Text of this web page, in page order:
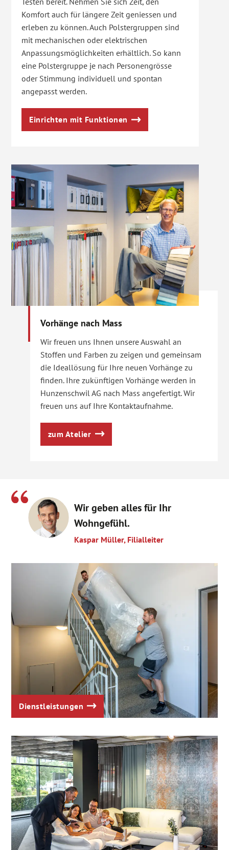
Komfort auch für längere Zeit geniessen und
erleben zu können. Auch Polstergruppen sind
mit mechanischen oder elektrischen
Anpassungsmöglichkeiten erhältlich. So kann
eine Polstergruppe je nach Personengrösse
oder Stimmung individuell und spontan
angepasst werden.
Einrichten mit Funktionen
Vorhänge nach Mass
Wir freuen uns Ihnen unsere Auswahl an
Stoffen und Farben zu zeigen und gemeinsam
die Ideallösung für Ihre neuen Vorhänge zu
finden. Ihre zukünftigen Vorhänge werden in
Hunzenschwil AG nach Mass angefertigt. Wir
freuen uns auf Ihre Kontaktaufnahme.
zum Atelier
Wir geben alles für Ihr
Wohngefühl.
Kaspar Müller, Filialleiter
Dienstleistungen